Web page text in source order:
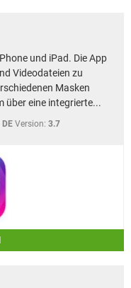
und iPad. Die App
Videodateien zu
Masken
über eine integrierte...
DE Version: 3.7